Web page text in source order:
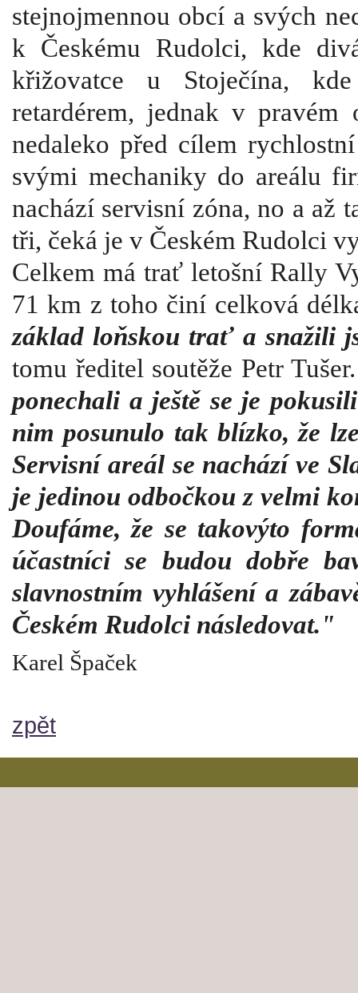
stejnojmennou obcí a svých
k Českému Rudolci, kde
křižovatce u Stoječína,
retardérem, jednak v pravém
nedaleko před cílem
svými mechaniky do areálu
nachází servisní zóna, no a až
tři, čeká je v Českém Rudolci
Celkem má trať letošní Rally
71 km z toho činí celková
základ loňskou trať a snažili
tomu ředitel soutěže Petr
ponechali a ještě se je
nim posunulo tak blízko, že
Servisní areál se nachází ve
je jedinou odbočkou z velmi
Doufáme, že se takovýto
účastníci se budou dobře
slavnostním vyhlášení a
Českém Rudolci následovat."
Karel Špaček
zpět